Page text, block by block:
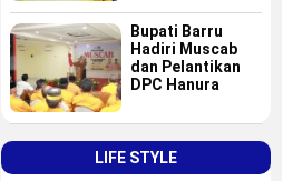
Bupati Barru
Hadiri Muscab
dan Pelantikan
DPC Hanura
LIFE STYLE